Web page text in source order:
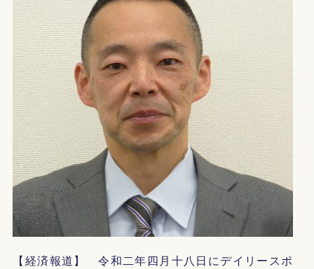
【経済報道】 令和二年四月十八日にデイリースポ